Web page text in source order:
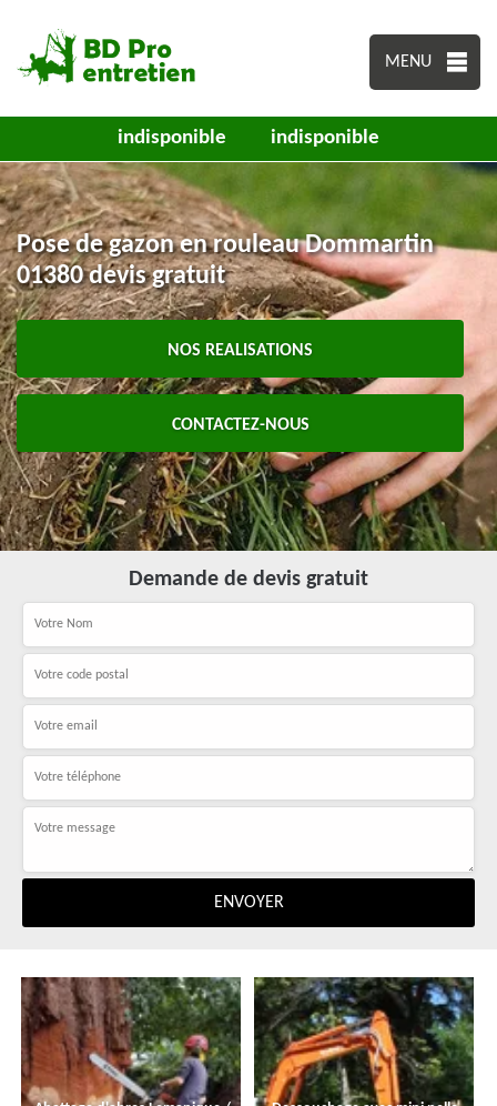
MENU
indisponible indisponible
Pose de gazon en rouleau Dommartin
01380 devis gratuit
NOS REALISATIONS
CONTACTEZ-NOUS
Demande de devis gratuit